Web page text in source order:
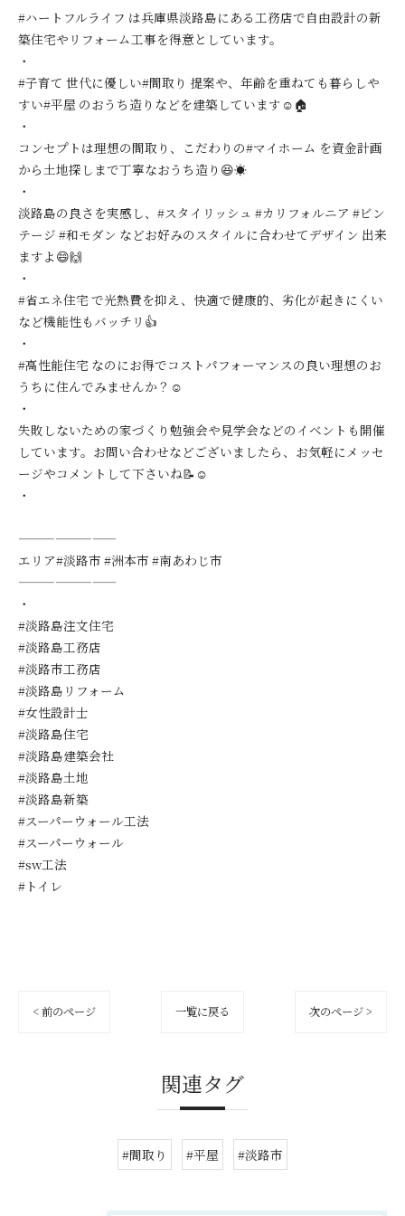
#ハートフルライフ は兵庫県淡路島にある工務店で自由設計の新
築住宅やリフォーム工事を得意としています。
・
#子育て 世代に優しい#間取り 提案や、年齢を重ねても暮らしや
すい#平屋 のおうち造りなどを建築しています☺️🏠
・
コンセプトは理想の間取り、こだわりの#マイホーム を資金計画
から土地探しまで丁寧なおうち造り😆☀️
・
淡路島の良さを実感し、#スタイリッシュ #カリフォルニア #ビン
テージ #和モダン などお好みのスタイルに合わせてデザイン 出来
ますよ😄🙌
・
#省エネ住宅 で光熱費を抑え、快適で健康的、劣化が起きにくい
など機能性もバッチリ👍
・
#高性能住宅 なのにお得でコストパフォーマンスの良い理想のお
うちに住んでみませんか？☺️
・
失敗しないための家づくり勉強会や見学会などのイベントも開催
しています。お問い合わせなどございましたら、お気軽にメッセ
ージやコメントして下さいね📝☺️
・
————————
エリア#淡路市 #洲本市 #南あわじ市
————————
・
#淡路島注文住宅
#淡路島工務店
#淡路市工務店
#淡路島リフォーム
#女性設計士
#淡路島住宅
#淡路島建築会社
#淡路島土地
#淡路島新築
#スーパーウォール工法
#スーパーウォール
#sw工法
#トイレ
< 前のページ 一覧に戻る 次のページ >
関連タグ
#間取り #平屋 #淡路市